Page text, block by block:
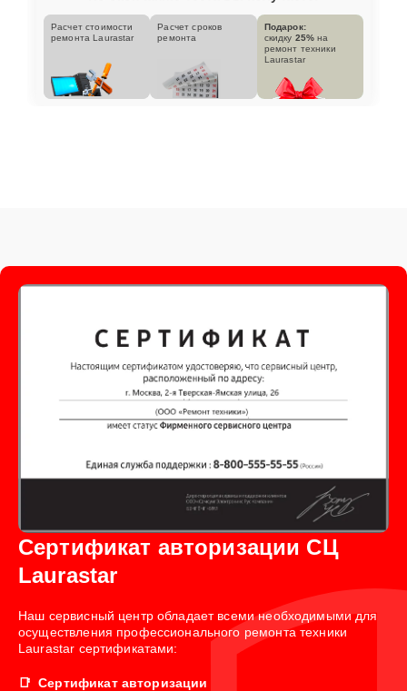
Расчет стоимости
ремонта Laurastar
Расчет сроков
ремонта
Подарок:
скидку 25% на
ремонт техники
Laurastar
Сертификат авторизации СЦ
Laurastar
Наш сервисный центр обладает всеми необходимыми для
осуществления профессионального ремонта техники
Laurastar сертификатами:
Сертификат авторизации